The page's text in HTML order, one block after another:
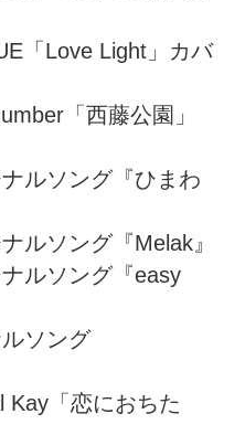
「Love Light」カバ
「西藤公園」
ルソング『ひまわ
ルソング『Melak』
ルソング『easy
ソング
Kay「恋におちた